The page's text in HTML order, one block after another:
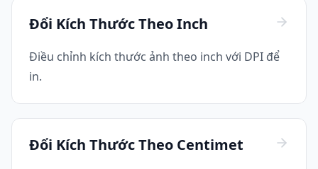
Đổi Kích Thước Theo Inch
Điều chỉnh kích thước ảnh theo inch với DPI để
in.
Đổi Kích Thước Theo Centimet